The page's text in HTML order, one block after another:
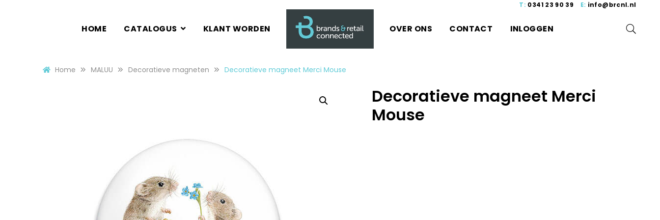
T: 0341 23 90 39 E: info@brcnl.nl
HOME CATALOGUS KLANT WORDEN OVER ONS CONTACT INLOGGEN
Home MALUU Decoratieve magneten Decoratieve magneet Merci Mouse
Decoratieve magneet Merci
Mouse